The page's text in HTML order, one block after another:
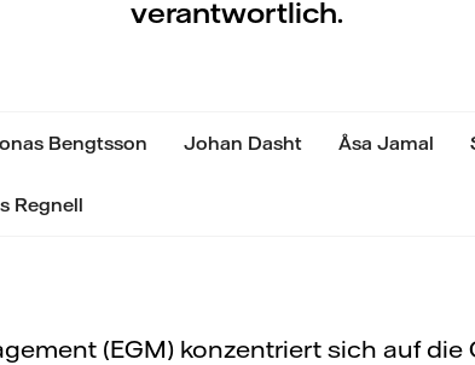
verantwortlich.
Bengtsson Johan Dasht Åsa Jamal
Regnell
(EGM) konzentriert sich auf